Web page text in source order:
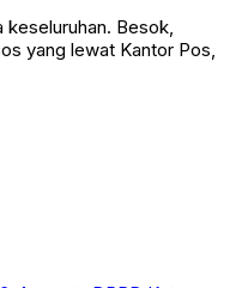
keseluruhan. Besok,
yang lewat Kantor Pos,